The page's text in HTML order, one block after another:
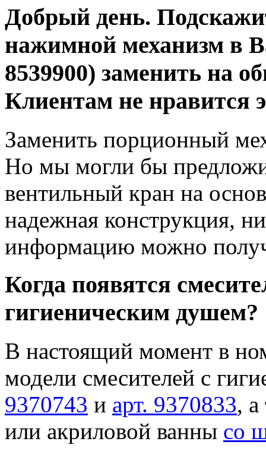
Добрый день.
нажимной механизм в
8539900) заменить на
Клиентам не нравится
Заменить порционный
Но мы могли бы
вентильный кран на
надежная конструкция,
информацию можно
Когда появятся
гигиеническим душем?
В настоящий момент в
модели смесителей с
9370743 и арт. 9370833,
или акриловой ванны со